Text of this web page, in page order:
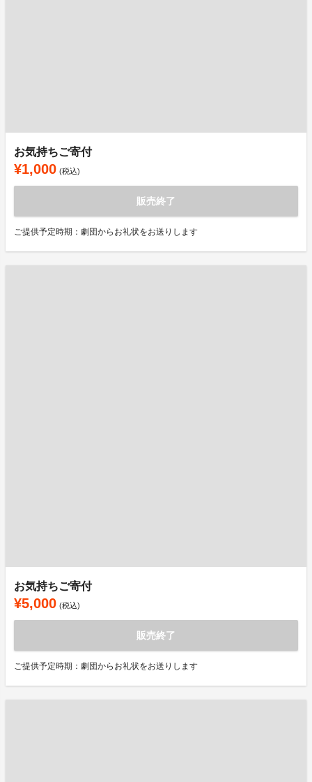
お気持ちご寄付
¥1,000 (税込)
販売終了
ご提供予定時期：劇団からお礼状をお送りします
お気持ちご寄付
¥5,000 (税込)
販売終了
ご提供予定時期：劇団からお礼状をお送りします